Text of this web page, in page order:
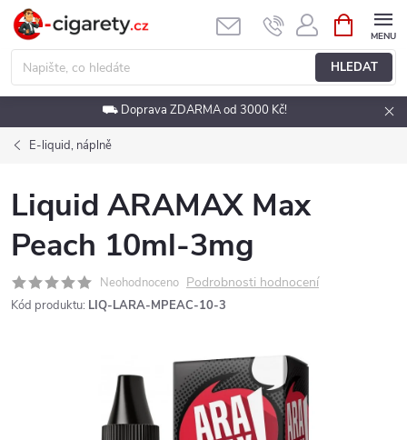
Přejít
obsah
HLEDAT
NÁKUPNÍ
KOŠÍK
⛟ Doprava ZDARMA od 3000 Kč!
E-liquid, náplně
Liquid ARAMAX Max
Peach 10ml-3mg
Neohodnoceno Podrobnosti hodnocení
Kód produktu: LIQ-LARA-MPEAC-10-3